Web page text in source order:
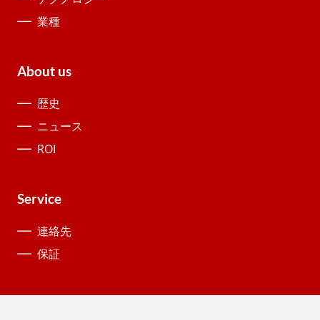
業種
About us
歴史
ニュース
ROI
Service
連絡先
保証